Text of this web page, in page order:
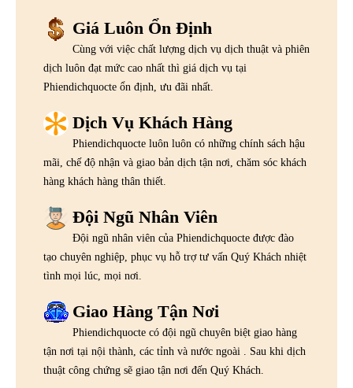
Giá Luôn Ổn Định
Cùng với việc chất lượng dịch vụ dịch thuật và phiên
dịch luôn đạt mức cao nhất thì giá dịch vụ tại
Phiendichquocte ổn định, ưu đãi nhất.
Dịch Vụ Khách Hàng
Phiendichquocte luôn luôn có những chính sách hậu
mãi, chế độ nhận và giao bản dịch tận nơi, chăm sóc khách
hàng khách hàng thân thiết.
Đội Ngũ Nhân Viên
Đội ngũ nhân viên của Phiendichquocte được đào
tạo chuyên nghiệp, phục vụ hỗ trợ tư vấn Quý Khách nhiệt
tình mọi lúc, mọi nơi.
Giao Hàng Tận Nơi
Phiendichquocte có đội ngũ chuyên biệt giao hàng
tận nơi tại nội thành, các tỉnh và nước ngoài . Sau khi dịch
thuật công chứng sẽ giao tận nơi đến Quý Khách.